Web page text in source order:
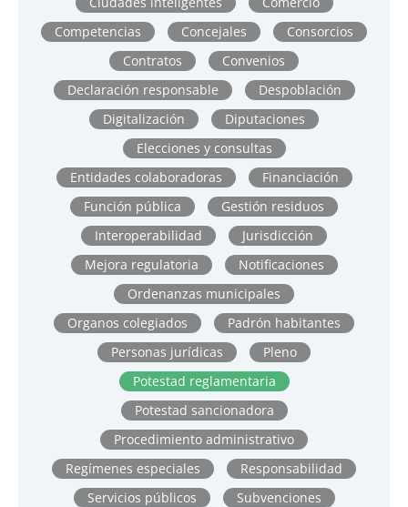
Competencias
Concejales
Consorcios
Contratos
Convenios
Declaración responsable
Despoblación
Digitalización
Diputaciones
Elecciones y consultas
Entidades colaboradoras
Financiación
Función pública
Gestión residuos
Interoperabilidad
Jurisdicción
Mejora regulatoria
Notificaciones
Ordenanzas municipales
Organos colegiados
Padrón habitantes
Personas jurídicas
Pleno
Potestad reglamentaria
Potestad sancionadora
Procedimiento administrativo
Regímenes especiales
Responsabilidad
Servicios públicos
Subvenciones